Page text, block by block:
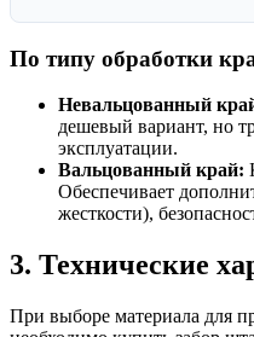
По типу обработки
Невальцованный
дешевый вариант, но
эксплуатации.
Вальцованный край:
Обеспечивает
жесткости),
3. Технические
При выборе материала для